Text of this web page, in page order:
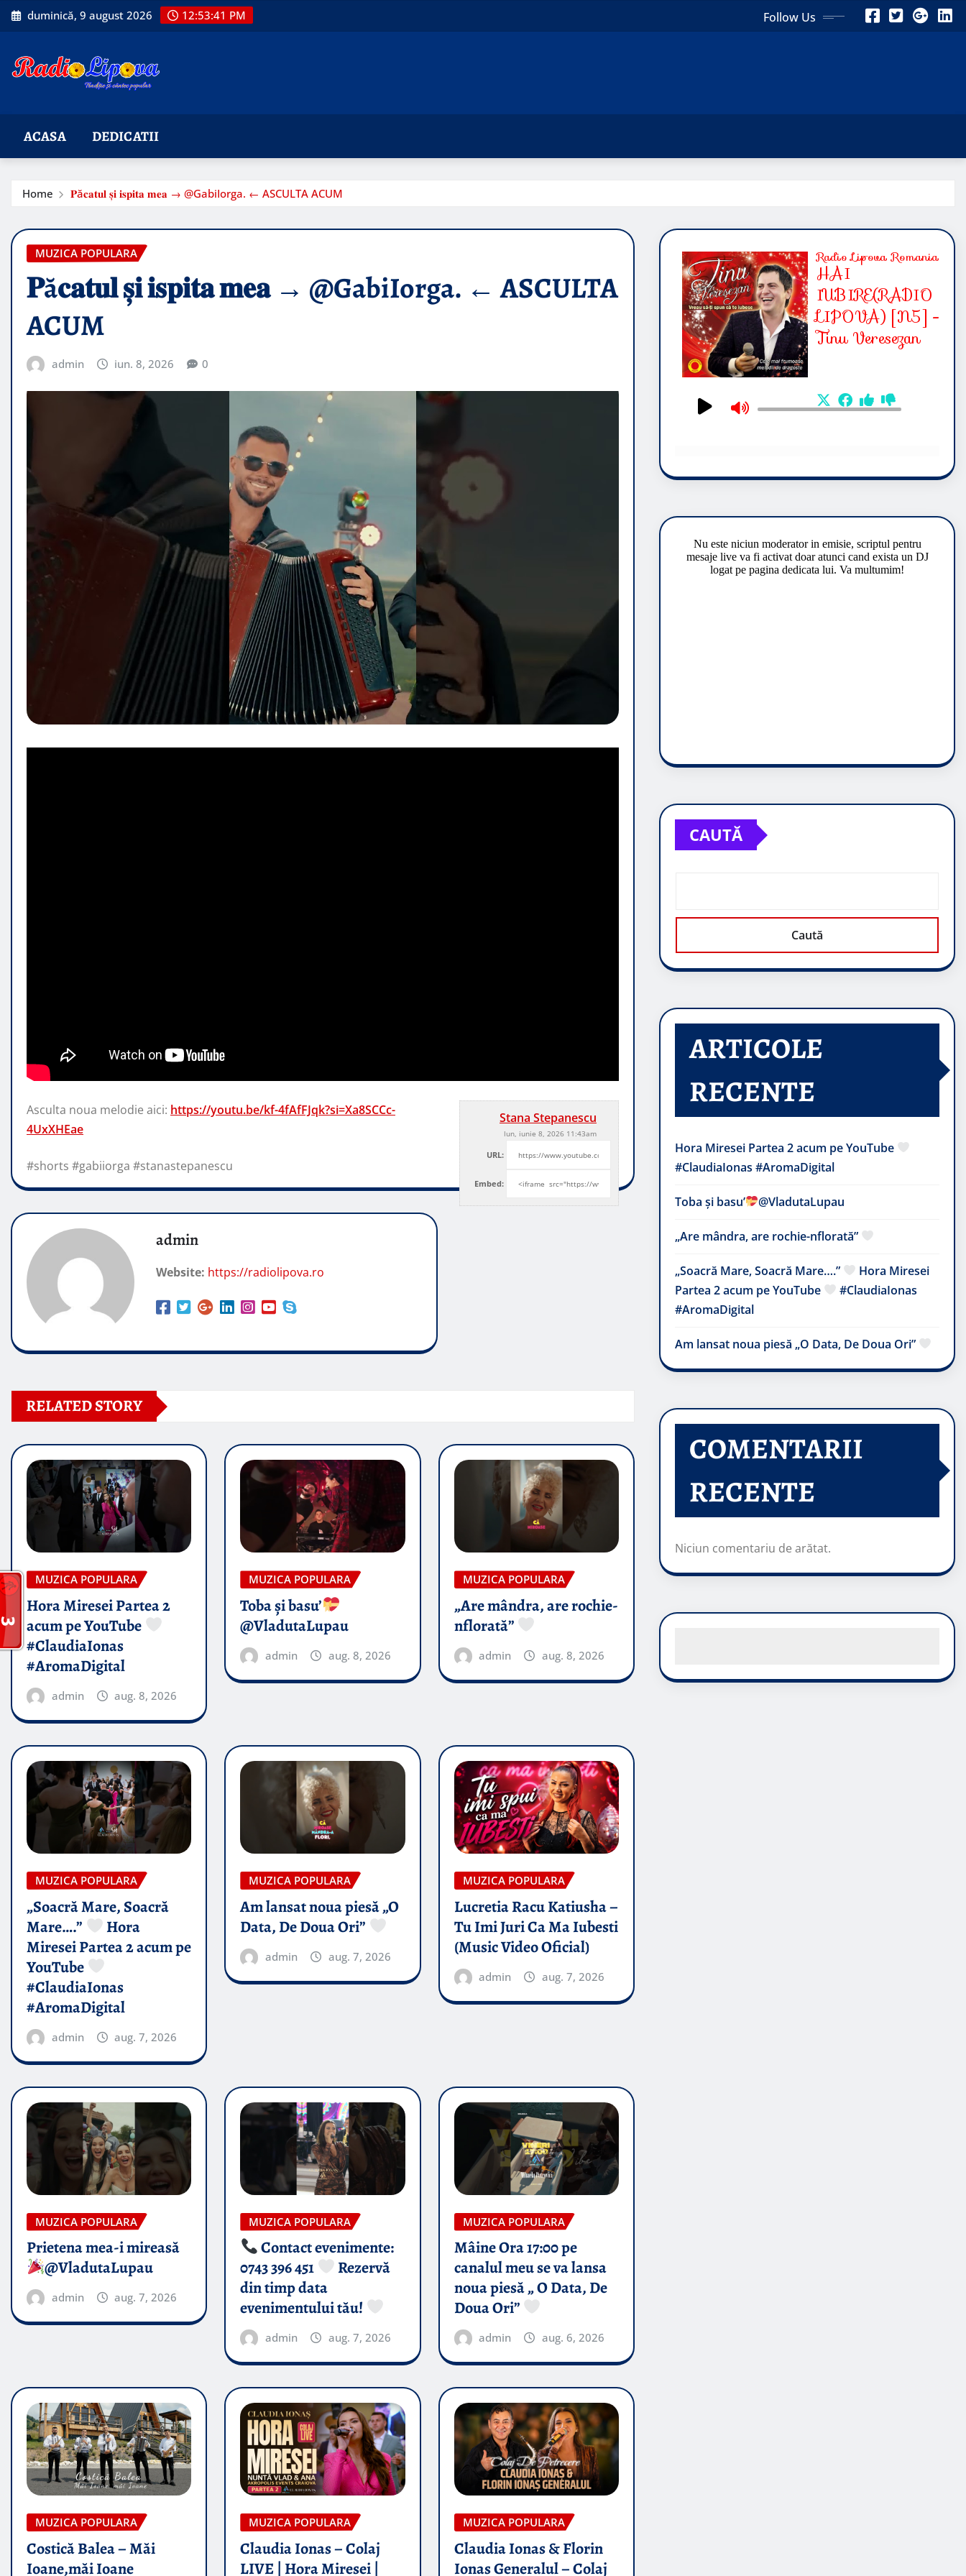
Skip
to
duminică, 9 august 2026 12:53:43 PM Follow Us
ACASA DEDICATII
Home 𝐏ă𝐜𝐚𝐭𝐮𝐥 𝐬̦𝐢 𝐢𝐬𝐩𝐢𝐭𝐚 𝐦𝐞𝐚 → @GabiIorga. ← ASCULTA ACUM
MUZICA POPULARA
𝐏ă𝐜𝐚𝐭𝐮𝐥 𝐬̦𝐢 𝐢𝐬𝐩𝐢𝐭𝐚 𝐦𝐞𝐚 → @GabiIorga. ← ASCULTA
ACUM
admin iun. 8, 2026 0
Stana Stepanescu
lun, iunie 8, 2026 11:43am
URL:
Embed:
Asculta noua melodie aici: https://youtu.be/kf-4fAfFJqk?si=Xa8SCCc-
4UxXHEae
#shorts #gabiiorga #stanastepanescu
admin
Website: https://radiolipova.ro
RELATED STORY
MUZICA POPULARA
Hora Miresei Partea 2
acum pe YouTube
#ClaudiaIonas
#AromaDigital
admin aug. 8, 2026
MUZICA POPULARA
Toba și basu’
@VladutaLupau
admin aug. 8, 2026
MUZICA POPULARA
„Are mândra, are rochie-
nflorată”
admin aug. 8, 2026
MUZICA POPULARA
„Soacră Mare, Soacră
Mare….”
Hora
Miresei Partea 2 acum pe
YouTube
#ClaudiaIonas
#AromaDigital
admin aug. 7, 2026
MUZICA POPULARA
Am lansat noua piesă „O
Data, De Doua Ori”
admin aug. 7, 2026
MUZICA POPULARA
Lucretia Racu Katiusha –
Tu Imi Juri Ca Ma Iubesti
(Music Video Oficial)
admin aug. 7, 2026
MUZICA POPULARA
Prietena mea-i mireasă​
@VladutaLupau
admin aug. 7, 2026
MUZICA POPULARA
Contact evenimente:
0743 396 451
Rezervă
din timp data
evenimentului tău!
admin aug. 7, 2026
MUZICA POPULARA
Mâine Ora 17:00 pe
canalul meu se va lansa
noua piesă „ O Data, De
Doua Ori”
admin aug. 6, 2026
MUZICA POPULARA
Costică Balea – Măi
Ioane,măi Ioane
MUZICA POPULARA
Claudia Ionas – Colaj
LIVE | Hora Miresei |
MUZICA POPULARA
Claudia Ionas & Florin
Ionas Generalul – Colaj
CAUTĂ
Caută
ARTICOLE
RECENTE
Hora Miresei Partea 2 acum pe YouTube
#ClaudiaIonas #AromaDigital
Toba și basu’ @VladutaLupau
„Are mândra, are rochie-nflorată”
„Soacră Mare, Soacră Mare….”
Hora Miresei
Partea 2 acum pe YouTube
#ClaudiaIonas
#AromaDigital
Am lansat noua piesă „O Data, De Doua Ori”
COMENTARII
RECENTE
Niciun comentariu de arătat.